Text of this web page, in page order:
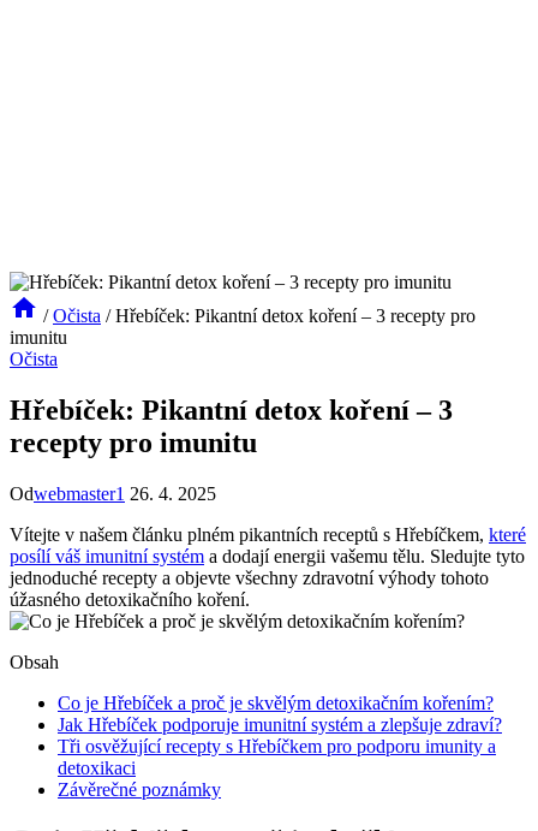
/ Očista / Hřebíček: Pikantní detox koření – 3 recepty pro
imunitu
Očista
Hřebíček: Pikantní detox koření – 3
recepty pro imunitu
Odwebmaster1 26. 4. 2025
Vítejte v našem⁤ článku plném pikantních receptů s Hřebíčkem, které
posílí váš imunitní systém a dodají energii vašemu tělu. Sledujte tyto
jednoduché recepty ⁤a objevte všechny zdravotní výhody tohoto
úžasného ⁣detoxikačního koření.
Obsah
Co je Hřebíček a proč je skvělým detoxikačním kořením?
Jak Hřebíček podporuje imunitní systém a zlepšuje zdraví?
Tři osvěžující ⁢recepty s Hřebíčkem pro podporu imunity a
detoxikaci
Závěrečné poznámky